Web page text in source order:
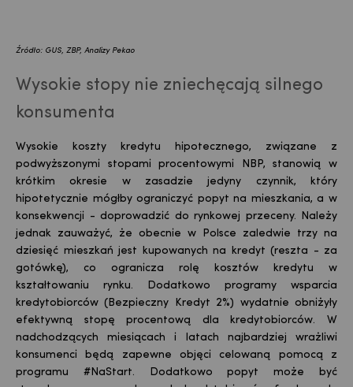
Źródło: GUS, ZBP, Analizy Pekao
Wysokie stopy nie zniechęcają silnego
konsumenta
Wysokie koszty kredytu hipotecznego, związane z
podwyższonymi stopami procentowymi NBP, stanowią w
krótkim okresie w zasadzie jedyny czynnik, który
hipotetycznie mógłby ograniczyć popyt na mieszkania, a w
konsekwencji - doprowadzić do rynkowej przeceny. Należy
jednak zauważyć, że obecnie w Polsce zaledwie trzy na
dziesięć mieszkań jest kupowanych na kredyt (reszta - za
gotówkę), co ogranicza rolę kosztów kredytu w
kształtowaniu rynku. Dodatkowo programy wsparcia
kredytobiorców (Bezpieczny Kredyt 2%) wydatnie obniżyły
efektywną stopę procentową dla kredytobiorców. W
nadchodzących miesiącach i latach najbardziej wrażliwi
konsumenci będą zapewne objęci celowaną pomocą z
programu #NaStart. Dodatkowo popyt może być